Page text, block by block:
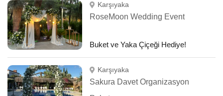
Karşıyaka
RoseMoon Wedding Event
Buket ve Yaka Çiçeği Hediye!
Karşıyaka
Sakura Davet Organizasyon